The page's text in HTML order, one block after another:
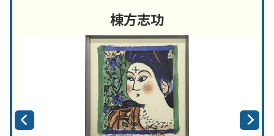
棟方志功